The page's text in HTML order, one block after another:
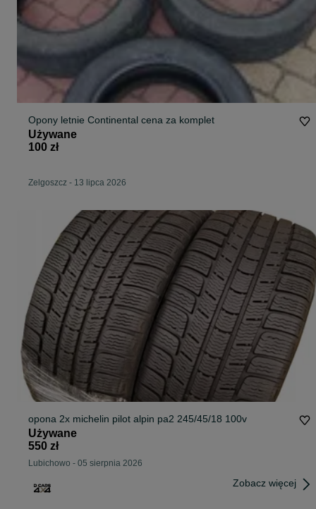
Opony letnie Continental cena za komplet
Używane
100 zł
Zelgoszcz - 13 lipca 2026
opona 2x michelin pilot alpin pa2 245/45/18 100v
Używane
550 zł
Lubichowo - 05 sierpnia 2026
Zobacz więcej